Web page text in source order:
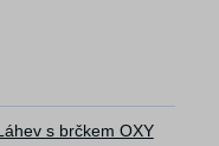
s brčkem OXY